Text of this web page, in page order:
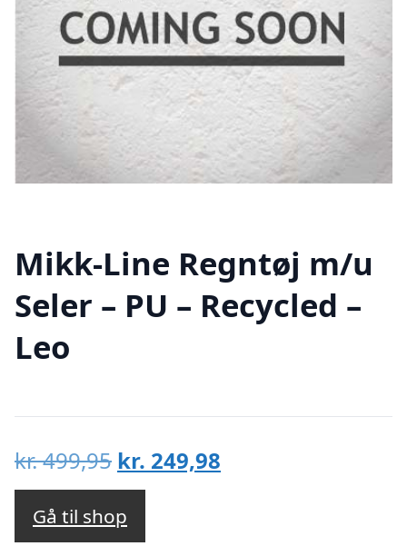
Mikk-Line Regntøj m/u
Seler – PU – Recycled –
Leo
kr.499,95 Den
oprindelige
pris
var:
kr. 249,98
Gå til shop